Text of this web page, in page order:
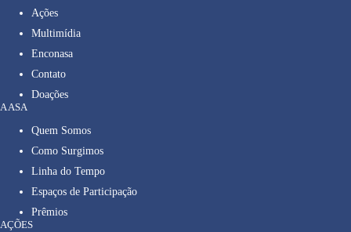
Ações
Multimídia
Enconasa
Contato
Doações
A ASA
Quem Somos
Como Surgimos
Linha do Tempo
Espaços de Participação
Prêmios
AÇÕES